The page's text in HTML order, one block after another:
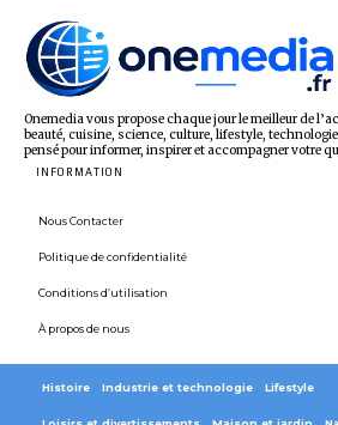
Onemedia vous propose chaque jour le meilleur de
beauté, cuisine, science, culture, lifestyle,
pensé pour informer, inspirer et accompagner votre
INFORMATION
Nous Contacter
Politique de confidentialité
Conditions d’utilisation
À propos de nous
Histoire Industrie et technologie Lifestyle